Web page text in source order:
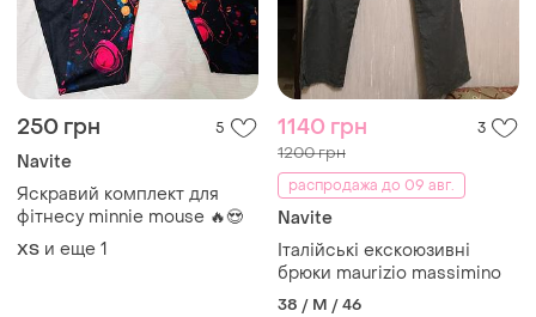
250 грн 5
Navite
Яскравий комплект для
фітнесу minnie mouse 🔥😍
ХS и еще 1
1140 грн 3
1200 грн
распродажа до 09 авг.
Navite
Італійські екскоюзивні
брюки maurizio massimino
38 / M / 46